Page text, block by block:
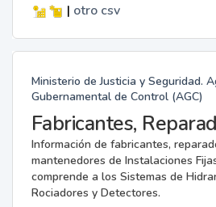
| otro csv
Ministerio de Justicia y Seguridad.
Gubernamental de Control (AGC)
Información de fabricantes,
mantenedores de Instalaciones
comprende a los Sistemas de
Rociadores y Detectores.